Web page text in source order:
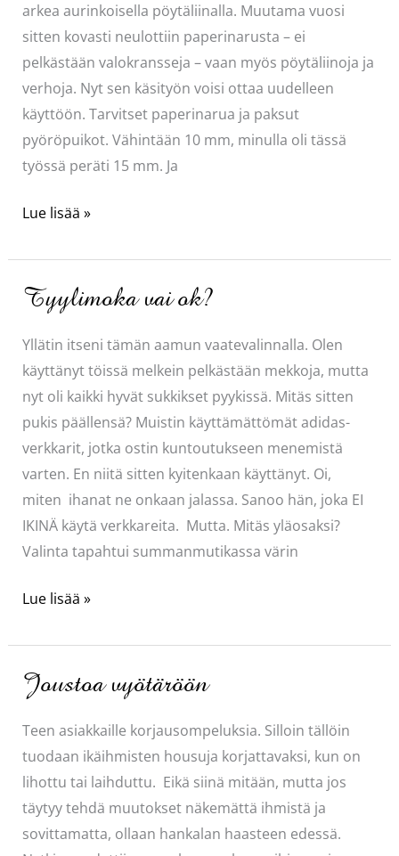
arkea aurinkoisella pöytäliinalla. Muutama vuosi
sitten kovasti neulottiin paperinarusta – ei
pelkästään valokransseja – vaan myös pöytäliinoja ja
verhoja. Nyt sen käsityön voisi ottaa uudelleen
käyttöön. Tarvitset paperinarua ja paksut
pyöröpuikot. Vähintään 10 mm, minulla oli tässä
työssä peräti 15 mm. Ja
Kiva
Lue lisää »
Tyylimoka vai ok?
Yllätin itseni tämän aamun vaatevalinnalla. Olen
käyttänyt töissä melkein pelkästään mekkoja, mutta
nyt oli kaikki hyvät sukkikset pyykissä. Mitäs sitten
pukis päällensä? Muistin käyttämättömät adidas-
verkkarit, jotka ostin kuntoutukseen menemistä
varten. En niitä sitten kyitenkaan käyttänyt. Oi,
miten ihanat ne onkaan jalassa. Sanoo hän, joka EI
IKINÄ käytä verkkareita. Mutta. Mitäs yläosaksi?
Valinta tapahtui summanmutikassa värin
Tyylimoka
ok?
Lue lisää »
Joustoa vyötäröön
Teen asiakkaille korjausompeluksia. Silloin tällöin
tuodaan ikäihmisten housuja korjattavaksi, kun on
lihottu tai laihduttu. Eikä siinä mitään, mutta jos
täytyy tehdä muutokset näkemättä ihmistä ja
sovittamatta, ollaan hankalan haasteen edessä.